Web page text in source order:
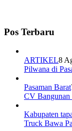
Pos Terbaru
ARTIKEL8
Pilwana di
Pasaman Barat
CV
Kabupaten
Truck Bawa